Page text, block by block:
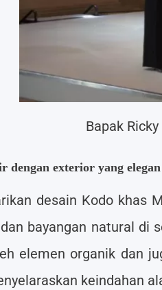
Bapak
dengan exterior yang elegan
desain Kodo khas
bayangan natural
elemen organik dan
keindahan